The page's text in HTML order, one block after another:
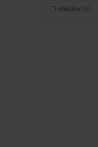
Thule (7)
Weiche (4)